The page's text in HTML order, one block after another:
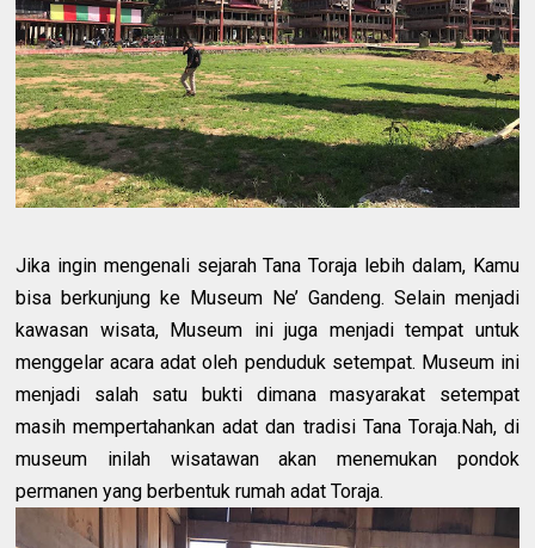
Jika ingin mengenali sejarah Tana Toraja lebih dalam, Kamu
bisa berkunjung ke Museum Ne’ Gandeng. Selain menjadi
kawasan wisata, Museum ini juga menjadi tempat untuk
menggelar acara adat oleh penduduk setempat. Museum ini
menjadi salah satu bukti dimana masyarakat setempat
masih mempertahankan adat dan tradisi Tana Toraja.Nah, di
museum inilah wisatawan akan menemukan pondok
permanen yang berbentuk rumah adat Toraja.